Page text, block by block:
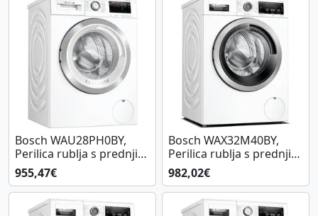
Bosch WAU28PH0BY,
Perilica rublja s prednjim
punjenjem
955,47€
Bosch WAX32M40BY,
Perilica rublja s prednjim
punjenjem
982,02€